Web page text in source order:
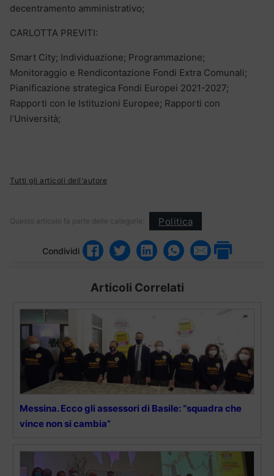
decentramento amministrativo;
CARLOTTA PREVITI:
Smart City; Individuazione; Programmazione;
Monitoraggio e Rendicontazione Fondi Extra Comunali;
Pianificazione strategica Fondi Europei 2021-2027;
Rapporti con le Istituzioni Europee; Rapporti con
l’Università;
Tutti gli articoli dell'autore
Questo articolo fa parte delle categorie: Politica
Condividi
Articoli Correlati
Messina. Ecco gli assessori di Basile: “squadra che
vince non si cambia”